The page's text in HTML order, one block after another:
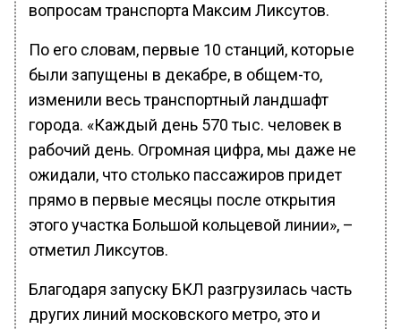
вопросам транспорта Максим Ликсутов.
По его словам, первые 10 станций, которые
были запущены в декабре, в общем-то,
изменили весь транспортный ландшафт
города. «Каждый день 570 тыс. человек в
рабочий день. Огромная цифра, мы даже не
ожидали, что столько пассажиров придет
прямо в первые месяцы после открытия
этого участка Большой кольцевой линии», –
отметил Ликсутов.
Благодаря запуску БКЛ разгрузилась часть
других линий московского метро, это и